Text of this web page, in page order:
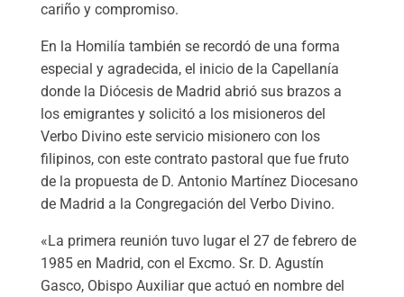
cariño y compromiso.
En la Homilía también se recordó de una forma
especial y agradecida, el inicio de la Capellanía
donde la Diócesis de Madrid abrió sus brazos a
los emigrantes y solicitó a los misioneros del
Verbo Divino este servicio misionero con los
filipinos, con este contrato pastoral que fue fruto
de la propuesta de D. Antonio Martínez Diocesano
de Madrid a la Congregación del Verbo Divino.
«La primera reunión tuvo lugar el 27 de febrero de
1985 en Madrid, con el Excmo. Sr. D. Agustín
Gasco, Obispo Auxiliar que actuó en nombre del